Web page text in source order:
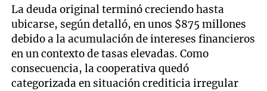
La deuda original terminó creciendo hasta
ubicarse, según detalló, en unos $875 millones
debido a la acumulación de intereses financieros
en un contexto de tasas elevadas. Como
consecuencia, la cooperativa quedó
categorizada en situación crediticia irregular